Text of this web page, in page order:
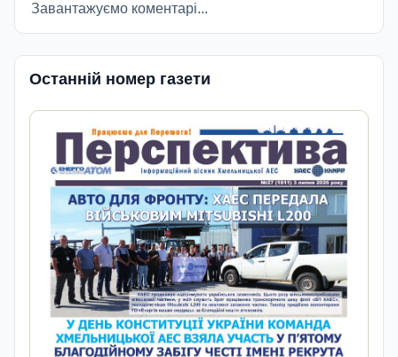
Завантажуємо коментарі...
Останній номер газети